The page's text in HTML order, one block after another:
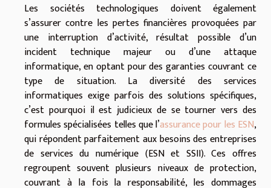
Les sociétés technologiques doivent également
s’assurer contre les pertes financières provoquées par
une interruption d’activité, résultat possible d’un
incident technique majeur ou d’une attaque
informatique, en optant pour des garanties couvrant ce
type de situation. La diversité des services
informatiques exige parfois des solutions spécifiques,
c’est pourquoi il est judicieux de se tourner vers des
formules spécialisées telles que l’assurance pour les ESN,
qui répondent parfaitement aux besoins des entreprises
de services du numérique (ESN et SSII). Ces offres
regroupent souvent plusieurs niveaux de protection,
couvrant à la fois la responsabilité, les dommages